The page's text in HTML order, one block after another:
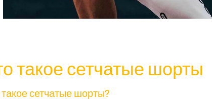
такое сетчатые шорты
сетчатые шорты?